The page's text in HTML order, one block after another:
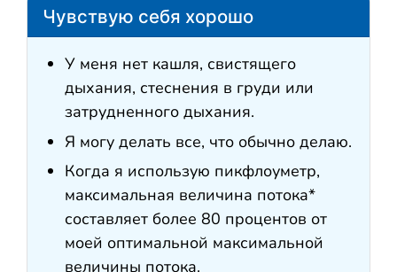
Чувствую себя хорошо
У меня нет кашля, свистящего
дыхания, стеснения в груди или
затрудненного дыхания.
Я могу делать все, что обычно делаю.
Когда я использую пикфлоуметр,
максимальная величина потока*
составляет более 80 процентов от
моей оптимальной максимальной
величины потока.